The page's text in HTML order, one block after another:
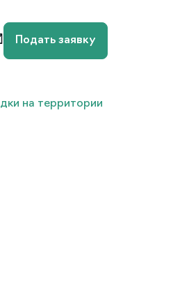
Подать заявку
на территории